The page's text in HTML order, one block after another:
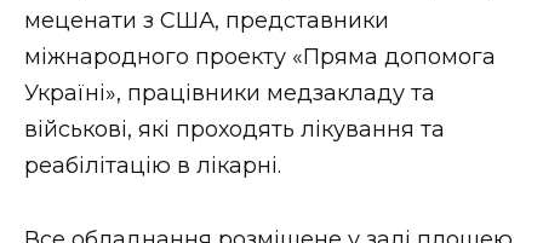
Втрачений Ужгород (відеоверсія)
ЗАКАРПАТСЬКІ НОВИНИ
меценати з США, представники
міжнародного проекту «Пряма допомога
Україні», працівники медзакладу та
військові, які проходять лікування та
реабілітацію в лікарні.